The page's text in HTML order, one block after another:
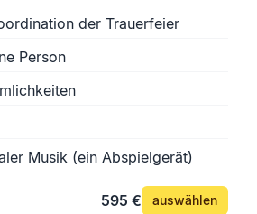
der Trauerfeier
Person
Musik (ein Abspielgerät)
595 € auswählen